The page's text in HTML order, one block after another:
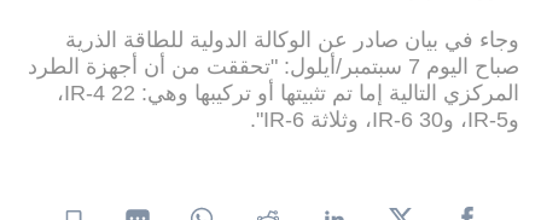
وجاء في بيان صادر عن الوكالة الدولية للطاقة الذرية
صباح اليوم 7 سبتمبر/أيلول: "تحققت من أن أجهزة الطرد
المركزي التالية إما تم تثبيتها أو تركيبها وهي: 22 IR-4،
وIR-5، و30 IR-6، وثلاثة IR-6".